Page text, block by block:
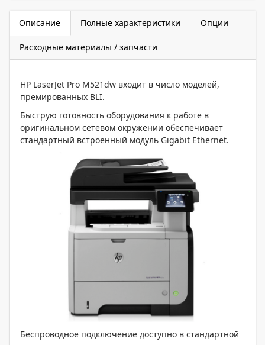
Описание Полные характеристики Опции
Расходные материалы / запчасти
HP LaserJet Pro M521dw входит в число моделей,
премированных BLI.
Быструю готовность оборудования к работе в
оригинальном сетевом окружении обеспечивает
стандартный встроенный модуль Gigabit Ethernet.
Беспроводное подключение доступно в стандартной